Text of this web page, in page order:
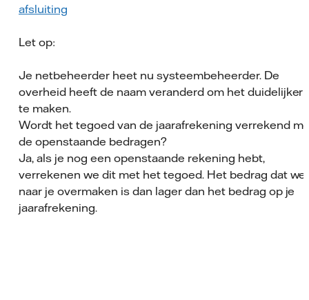
afsluiting
Let op:
Je netbeheerder heet nu systeembeheerder. De
overheid heeft de naam veranderd om het duidelijker
te maken.
Wordt het tegoed van de jaarafrekening verrekend
de openstaande bedragen?
Ja, als je nog een openstaande rekening hebt,
verrekenen we dit met het tegoed. Het bedrag dat we
naar je overmaken is dan lager dan het bedrag op je
jaarafrekening.